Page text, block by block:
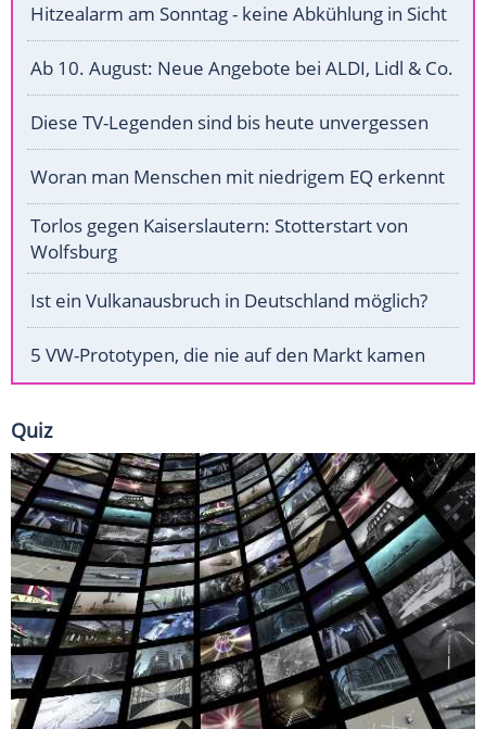
Hitzealarm am Sonntag - keine Abkühlung in Sicht
Ab 10. August: Neue Angebote bei ALDI, Lidl & Co.
Diese TV-Legenden sind bis heute unvergessen
Woran man Menschen mit niedrigem EQ erkennt
Torlos gegen Kaiserslautern: Stotterstart von
Wolfsburg
Ist ein Vulkanausbruch in Deutschland möglich?
5 VW-Prototypen, die nie auf den Markt kamen
Quiz